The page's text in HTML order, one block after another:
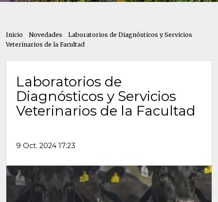
Inicio Novedades
Laboratorios de Diagnósticos y Servicios
Veterinarios de la Facultad
Laboratorios de
Diagnósticos y Servicios
Veterinarios de la Facultad
9 Oct. 2024 17:23